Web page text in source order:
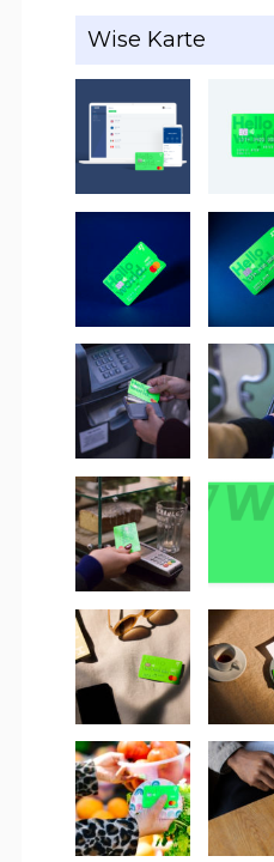
Wise Karte